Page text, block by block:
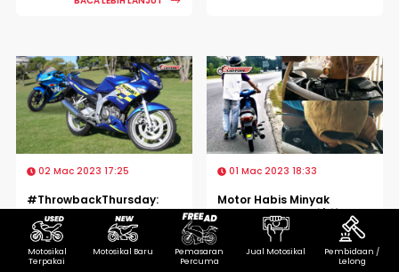
02 Mac 2023 17:25
#ThrowbackThursday:
Suzuki FXR150 Sportbike
150CC Paling Power Tiada
Pesaing!
01 Mac 2023 18:33
Motor Habis Minyak
Tengah Jalan? Ini 'Life
Hack' Yang Ramai Tak
Motosikal
Terpakai
Motosikal Baru
Pemasaran
Percuma
Jual Motosikal
Pembidaan /
Lelong